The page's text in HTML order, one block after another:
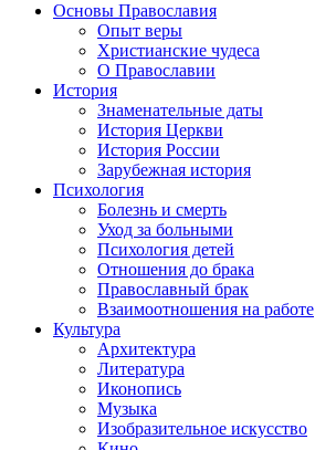
Основы Православия
Опыт веры
Христианские чудеса
О Православии
История
Знаменательные даты
История Церкви
История России
Зарубежная история
Психология
Болезнь и смерть
Уход за больными
Психология детей
Отношения до брака
Православный брак
Взаимоотношения на работе
Культура
Архитектура
Литература
Иконопись
Музыка
Изобразительное искусство